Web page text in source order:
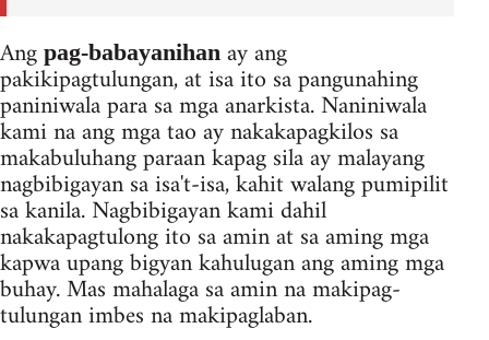
Ang pag-babayanihan ay ang
pakikipagtulungan, at isa ito sa pangunahing
paniniwala para sa mga anarkista. Naniniwala
kami na ang mga tao ay nakakapagkilos sa
makabuluhang paraan kapag sila ay malayang
nagbibigayan sa isa't-isa, kahit walang pumipilit
sa kanila. Nagbibigayan kami dahil
nakakapagtulong ito sa amin at sa aming mga
kapwa upang bigyan kahulugan ang aming mga
buhay. Mas mahalaga sa amin na makipag-
tulungan imbes na makipaglaban.